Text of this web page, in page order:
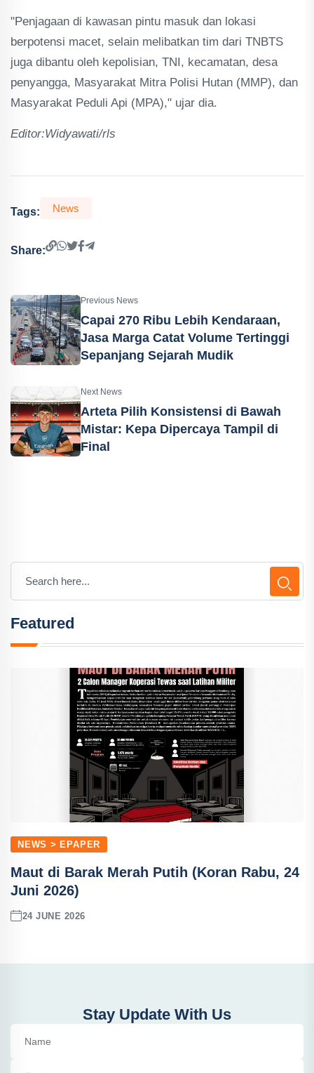
"Penjagaan di kawasan pintu masuk dan lokasi
berpotensi macet, selain melibatkan tim dari TNBTS
juga dibantu oleh kepolisian, TNI, kecamatan, desa
penyangga, Masyarakat Mitra Polisi Hutan (MMP), dan
Masyarakat Peduli Api (MPA)," ujar dia.
Editor:Widyawati/rls
Tags: News
Share:
Previous News
Capai 270 Ribu Lebih Kendaraan,
Jasa Marga Catat Volume Tertinggi
Sepanjang Sejarah Mudik
Next News
Arteta Pilih Konsistensi di Bawah
Mistar: Kepa Dipercaya Tampil di
Final
Featured
NEWS > EPAPER
Maut di Barak Merah Putih (Koran Rabu, 24
Juni 2026)
24 JUNE 2026
Stay Update With Us